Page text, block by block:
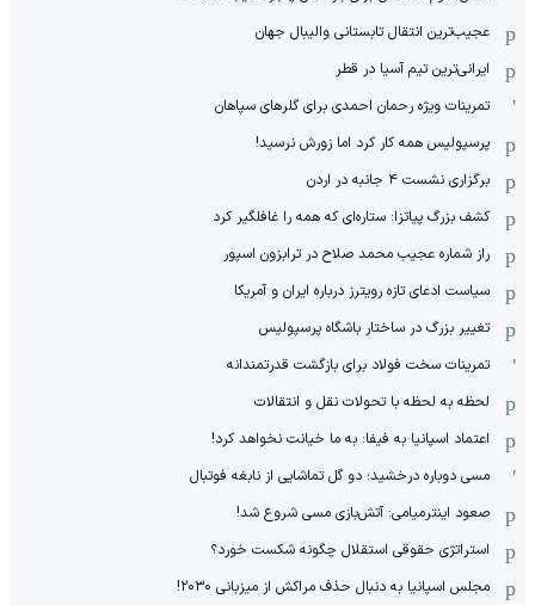
عجیب‌ترین انتقال تابستانی والیبال جهان
ایرانی‌ترین تیم آسیا در قطر
تمرینات ویژه رحمان احمدی برای گلرهای سپاهان
پرسپولیس همه کار کرد اما زورش نرسید!
برگزاری نشست ۴ جانبه در اردن
کشف بزرگ پیاتزا: ستاره‌ای که همه را غافلگیر کرد
راز شماره عجیب محمد صلاح در ترابزون اسپور
سیاست ادعای تازه رویترز درباره ایران و آمریکا
تغییر بزرگ در ساختار باشگاه پرسپولیس
تمرینات سخت فولاد برای بازگشت قدرتمندانه
لحظه به لحظه با تحولات نقل و انتقالات
اعتماد اسپانیا به فیفا: به ما خیانت نخواهد کرد!
مسی دوباره درخشید؛ دو گل تماشایی از نابغه فوتبال
صعود اینترمیامی: آتش‌بازی مسی شروع شد!
استراتژی حقوقی استقلال چگونه شکست خورد؟
مجلس اسپانیا به دنبال حذف مراکش از میزبانی ۲۰۳۰!